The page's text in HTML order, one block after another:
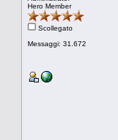
Hero Member
Scollegato
Messaggi: 31.672